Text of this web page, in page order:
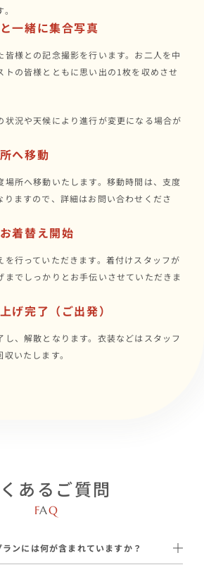
一緒に集合写真
皆様との記念撮影を行います。お二人を中
トの皆様とともに思い出の1枚を収めさせ
況や天候により進行が変更になる場合が
へ移動
場所へ移動いたします。移動時間は、支度
りますので、詳細はお問い合わせくださ
着替え開始
を行っていただきます。着付けスタッフが
までしっかりとお手伝いさせていただきま
げ完了（ご出発）
し、解散となります。衣装などはスタッフ
いたします。
あるご質問
FAQ
ンには何が含まれていますか？